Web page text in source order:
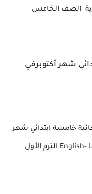
الصف الخامس
شهر أكتوبرفي
خامسة ابتدائي شهر
أكتوبرفي اللغة الإنجليزية English- Language الترم الأول